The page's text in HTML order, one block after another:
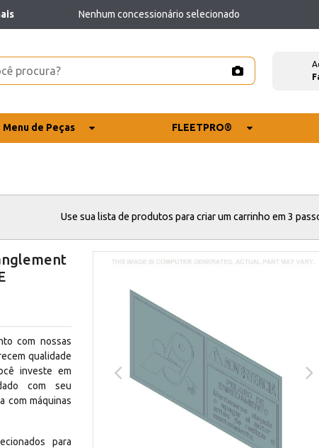
Nenhum concessionário selecionado
Menu de Peças FLEETPRO®
Use sua lista de produtos para criar um carrinho em 3
com nossas
qualidade
investe em
com seu
com máquinas
para